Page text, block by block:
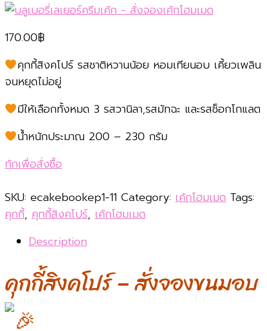
170.00฿
คุกกี้สิงคโปร์ รสชาติหวานน้อย หอมเทียนอบ เคี้ยวเพลิน
จนหยุดไม่อยู่
มีให้เลือกทั้งหมด 3 รสวานิลา,รสมัทฉะ และรสช็อกโกแลต
น้ำหนักประมาณ 200 – 230 กรัม
ทักเพื่อสั่งซื้อ
SKU: ecakebookep1-11 Category: เค้กโฮมเมด Tags:
คุกกี้, คุกกี้สิงคโปร์, เค้กโฮมเมด
Description
คุกกี้สิงคโปร์ – สั่งจองขนมอบ